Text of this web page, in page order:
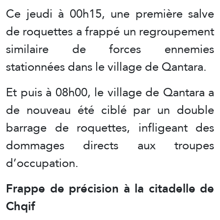
Ce jeudi à 00h15, une première salve
de roquettes a frappé un regroupement
similaire de forces ennemies
stationnées dans le village de Qantara.
Et puis à 08h00, le village de Qantara a
de nouveau été ciblé par un double
barrage de roquettes, infligeant des
dommages directs aux troupes
d’occupation.
Frappe de précision à la citadelle de
Chqif